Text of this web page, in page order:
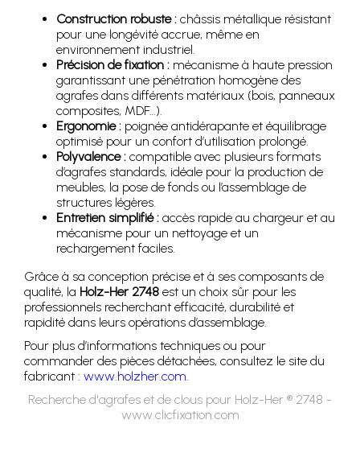
Construction robuste : châssis métallique résistant
pour une longévité accrue, même en
environnement industriel.
Précision de fixation : mécanisme à haute pression
garantissant une pénétration homogène des
agrafes dans différents matériaux (bois, panneaux
composites, MDF…).
Ergonomie : poignée antidérapante et équilibrage
optimisé pour un confort d’utilisation prolongé.
Polyvalence : compatible avec plusieurs formats
d’agrafes standards, idéale pour la production de
meubles, la pose de fonds ou l’assemblage de
structures légères.
Entretien simplifié : accès rapide au chargeur et au
mécanisme pour un nettoyage et un
rechargement faciles.
Grâce à sa conception précise et à ses composants de
qualité, la Holz-Her 2748 est un choix sûr pour les
professionnels recherchant efficacité, durabilité et
rapidité dans leurs opérations d’assemblage.
Pour plus d’informations techniques ou pour
commander des pièces détachées, consultez le site du
fabricant : www.holzher.com.
Recherche d'agrafes et de clous pour Holz-Her ® 2748 -
www.clicfixation.com